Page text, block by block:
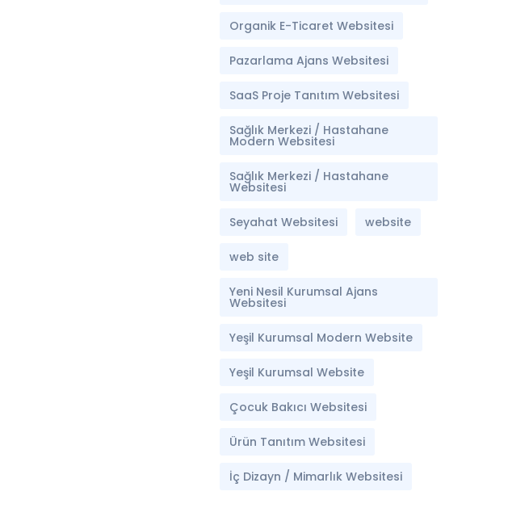
Organik E-Ticaret Websitesi
Pazarlama Ajans Websitesi
SaaS Proje Tanıtım Websitesi
Sağlık Merkezi / Hastahane
Modern Websitesi
Sağlık Merkezi / Hastahane
Websitesi
Seyahat Websitesi website
web site
Yeni Nesil Kurumsal Ajans
Websitesi
Yeşil Kurumsal Modern Website
Yeşil Kurumsal Website
Çocuk Bakıcı Websitesi
Ürün Tanıtım Websitesi
İç Dizayn / Mimarlık Websitesi